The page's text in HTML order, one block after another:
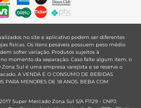
no site e aplicativo podem ser diferentes
físicas. Os itens pesáveis possuem peso médio
sofrer variação. Produtos sujeitos à
momento da separação. Caso falte algum item, o
Sul é uma empresa varejista e se reserva o
A VENDA E O CONSUMO DE BEBIDAS
PARA MENORES DE 18 ANOS. BEBA COM
Super Mercado Zona Sul S/A F1129 - CNPJ: